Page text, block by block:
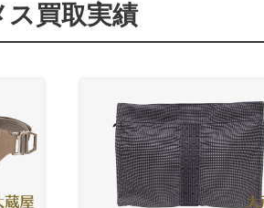
ス買取実績